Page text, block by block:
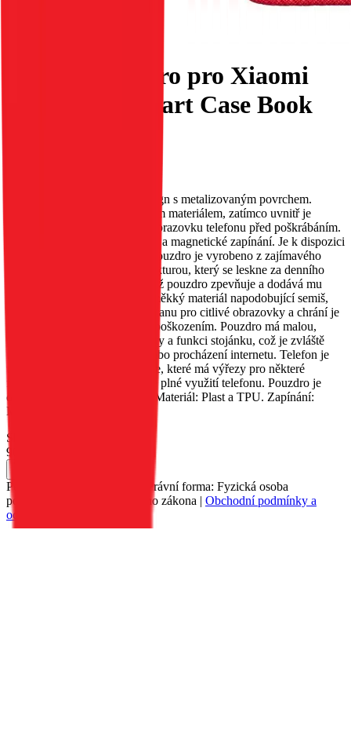
Flipové pouzdro pro Xiaomi
Redmi 14c Smart Case Book
Toto pouzdro má původní design s metalizovaným povrchem.
Vnější strana je obšita třpytivým materiálem, zatímco uvnitř je
měkký materiál, který chrání obrazovku telefonu před poškrábáním.
Obsahuje kapsu na dokumenty a magnetické zapínání. Je k dispozici
v několika různých barvách. Pouzdro je vyrobeno z zajímavého
materiálu s metalizovanou strukturou, který se leskne za denního
světla. Okraje jsou zesíleny, což pouzdro zpevňuje a dodává mu
originalitu. Uvnitř je umístěn měkký materiál napodobující semiš,
který poskytuje vynikající ochranu pro citlivé obrazovky a chrání je
před poškrábáním a drobným poškozením. Pouzdro má malou,
praktickou kapsu na dokumenty a funkci stojánku, což je zvláště
užitečné při sledování filmů nebo procházení internetu. Telefon je
umístěn v silikonovém pouzdře, které má výřezy pro některé
funkční tlačítka, což umožňuje plné využití telefonu. Pouzdro je
dostupné v několika barvách. Materiál: Plast a TPU. Zapínání:
Magnet.
Skladem 2 ks
90 Kč
Petr Matyáš, IČ: 00705331, Právní forma: Fyzická osoba
podnikající dle živnostenského zákona | Obchodní podmínky a
ochrana osobních údajů